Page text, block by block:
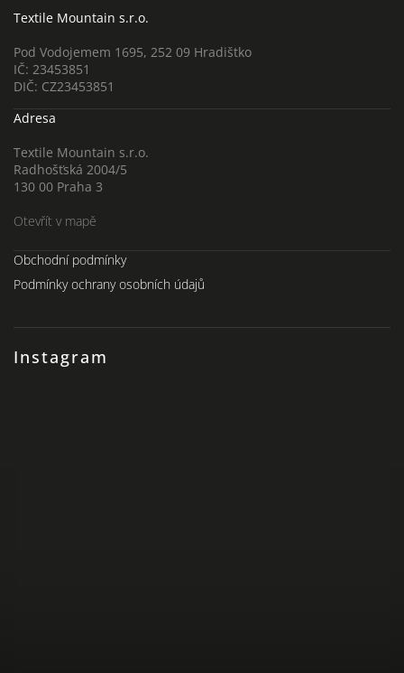
Textile Mountain s.r.o.
Pod Vodojemem 1695, 252 09 Hradištko
IČ: 23453851
DIČ: CZ23453851
Adresa
Textile Mountain s.r.o.
Radhošťská 2004/5
130 00 Praha 3
Otevřít v mapě
Instagram
Obchodní podmínky
Podmínky ochrany osobních údajů